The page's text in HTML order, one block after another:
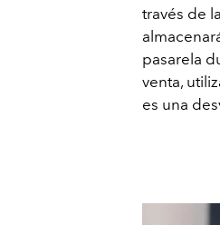
través de
pasarela
venta,
es una